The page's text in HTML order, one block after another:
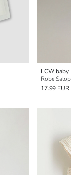
LCW baby
Robe
17.99 EUR